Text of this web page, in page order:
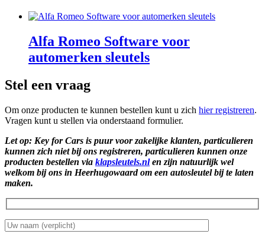
Alfa Romeo Software voor
automerken sleutels
Stel een vraag
Om onze producten te kunnen bestellen kunt u zich hier registreren.
Vragen kunt u stellen via onderstaand formulier.
Let op: Key for Cars is puur voor zakelijke klanten, particulieren
kunnen zich niet bij ons registreren, particulieren kunnen onze
producten bestellen via klapsleutels.nlen zijn natuurlijk wel
welkom bij ons in Heerhugowaard om een autosleutel bij te laten
maken.